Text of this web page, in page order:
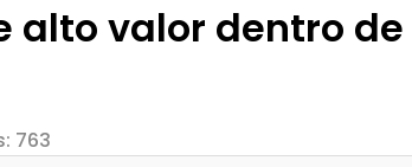
alto valor dentro de
763